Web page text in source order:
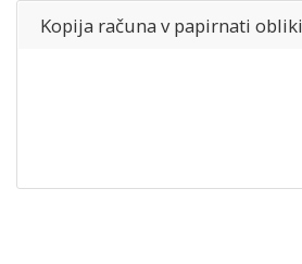
Kopija računa v papirnati obliki